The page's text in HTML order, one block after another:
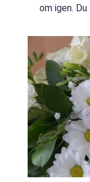
om igen.
till lägre